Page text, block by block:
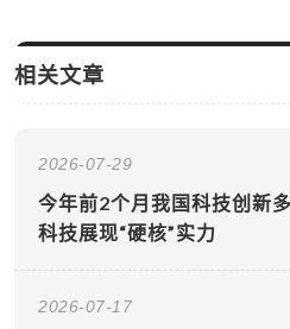
相关文章
2026-07-29
今年前2个月我国科技创新
科技展现“硬核”实力
2026-07-17